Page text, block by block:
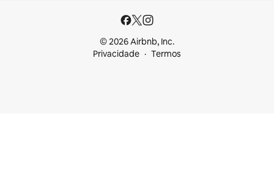
© 2026 Airbnb, Inc.
Privacidade
Termos